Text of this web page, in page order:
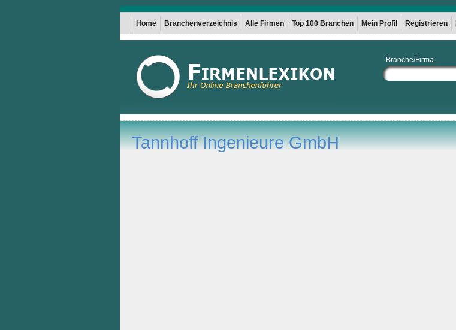
Home Branchenverzeichnis Alle Firmen Top 100 Branchen Mein Profil Registrieren
Branche/Firma
Tannhoff Ingenieure GmbH